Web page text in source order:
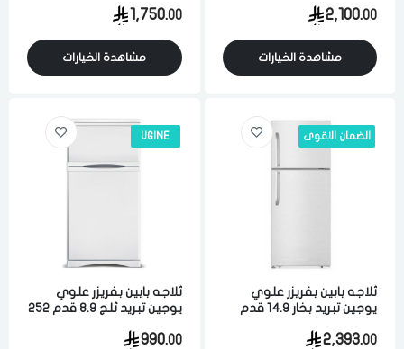
2,100.00
مشاهدة الخيارات
1,750.00
مشاهدة الخيارات
الضمان الاقوى
ثلاجه بابين بفريزر علوي
يوجين تبريد بخار 14.9 قدم
2,393.00
UGINE
ثلاجه بابين بفريزر علوي
يوجين تبريد ثلج 8.9 قدم 252
990.00